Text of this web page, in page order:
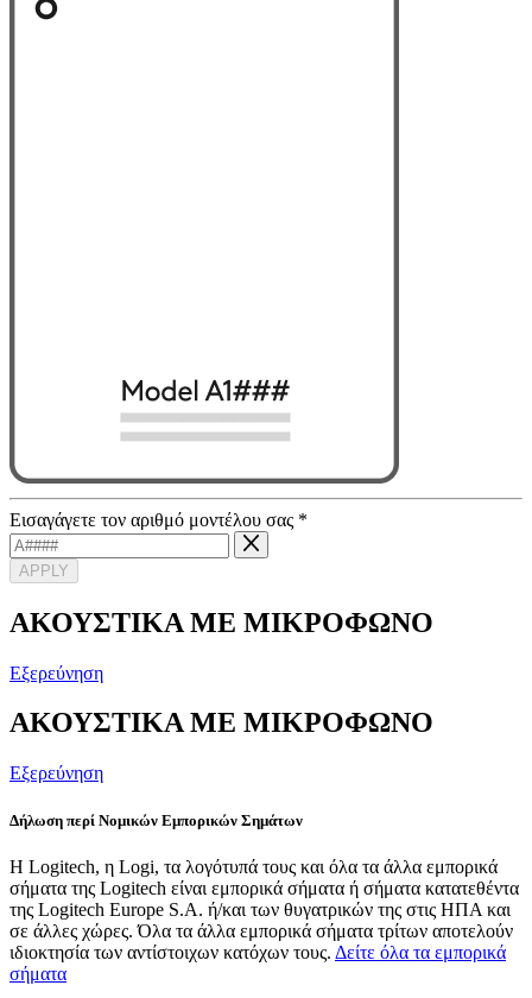
Εισαγάγετε τον αριθμό μοντέλου σας *
APPLY
ΑΚΟΥΣΤΙΚΑ ΜΕ ΜΙΚΡΟΦΩΝΟ
Εξερεύνηση
ΑΚΟΥΣΤΙΚΑ ΜΕ ΜΙΚΡΟΦΩΝΟ
Εξερεύνηση
Δήλωση περί Νομικών Εμπορικών Σημάτων
Η Logitech, η Logi, τα λογότυπά τους και όλα τα άλλα εμπορικά
σήματα της Logitech είναι εμπορικά σήματα ή σήματα κατατεθέντα
της Logitech Europe S.A. ή/και των θυγατρικών της στις ΗΠΑ και
σε άλλες χώρες. Όλα τα άλλα εμπορικά σήματα τρίτων αποτελούν
ιδιοκτησία των αντίστοιχων κατόχων τους. Δείτε όλα τα εμπορικά
σήματα